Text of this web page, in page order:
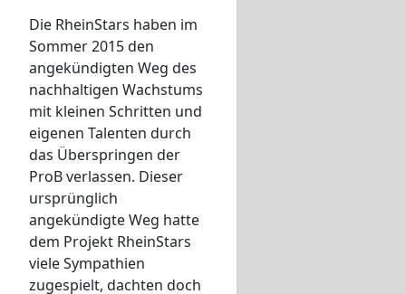
Die RheinStars haben im
Sommer 2015 den
angekündigten Weg des
nachhaltigen Wachstums
mit kleinen Schritten und
eigenen Talenten durch
das Überspringen der
ProB verlassen. Dieser
ursprünglich
angekündigte Weg hatte
dem Projekt RheinStars
viele Sympathien
zugespielt, dachten doch